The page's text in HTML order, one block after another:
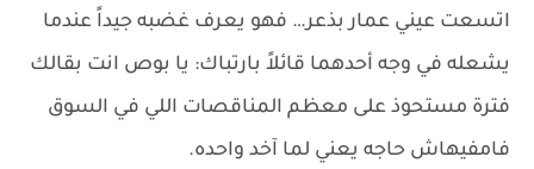
اتسعت عيني عمار بذعر… فهو يعرف غضبه جيداً عندما
يشعله في وجه أحدهما قائلاً بارتباك: يا بوص انت بقالك
فترة مستحوذ على معظم المناقصات اللي في السوق
فامفيهاش حاجه يعني لما آخد واحده.